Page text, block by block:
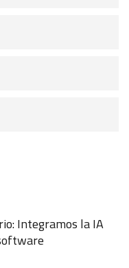
Integramos la IA